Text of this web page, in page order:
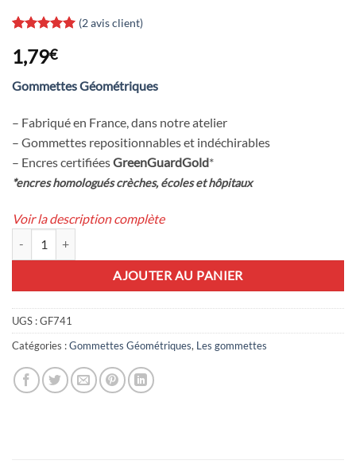
5 basé sur
notations
client
(2avis client)
1,79€
Gommettes Géométriques
– Fabriqué en France, dans notre atelier
– Gommettes repositionnables et indéchirables
– Encres certifiéesGreenGuardGold*
*encres homologués crèches, écoles et hôpitaux
Voir la description complète
AJOUTER AU PANIER
UGS :GF741
Catégories :Gommettes Géométriques, Les gommettes